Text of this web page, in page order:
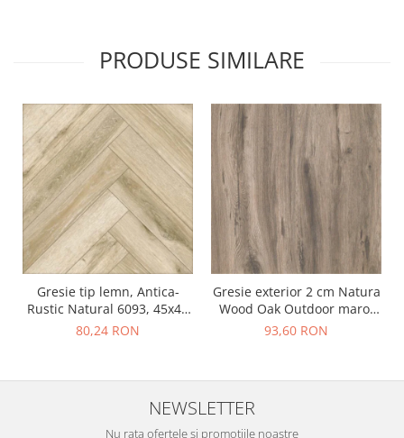
PRODUSE SIMILARE
Gresie tip lemn, Antica-
Rustic Natural 6093, 45x45
cm, portelanata, bej, finisaj
80,24 RON
Gresie exterior 2 cm Natura
Wood Oak Outdoor maro,
0.73mp/cut
93,60 RON
NEWSLETTER
Nu rata ofertele si promotiile noastre